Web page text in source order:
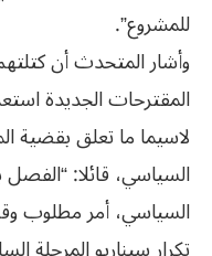
للمشروع”.
وأشار المتحدث أن
المقترحات الجديدة
لاسيما ما تعلق بقضية
السياسي، قائلا: “الفصل
السياسي، أمر مطلوب